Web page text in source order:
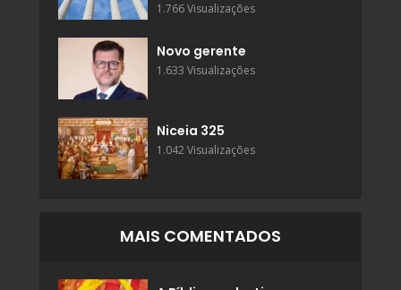
1.766 Visualizações
Novo gerente
1.633 Visualizações
Niceia 325
1.042 Visualizações
MAIS COMENTADOS